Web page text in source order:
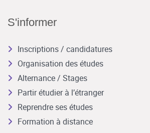
S'informer
Inscriptions / candidatures
Organisation des études
Alternance / Stages
Partir étudier à l’étranger
Reprendre ses études
Formation à distance